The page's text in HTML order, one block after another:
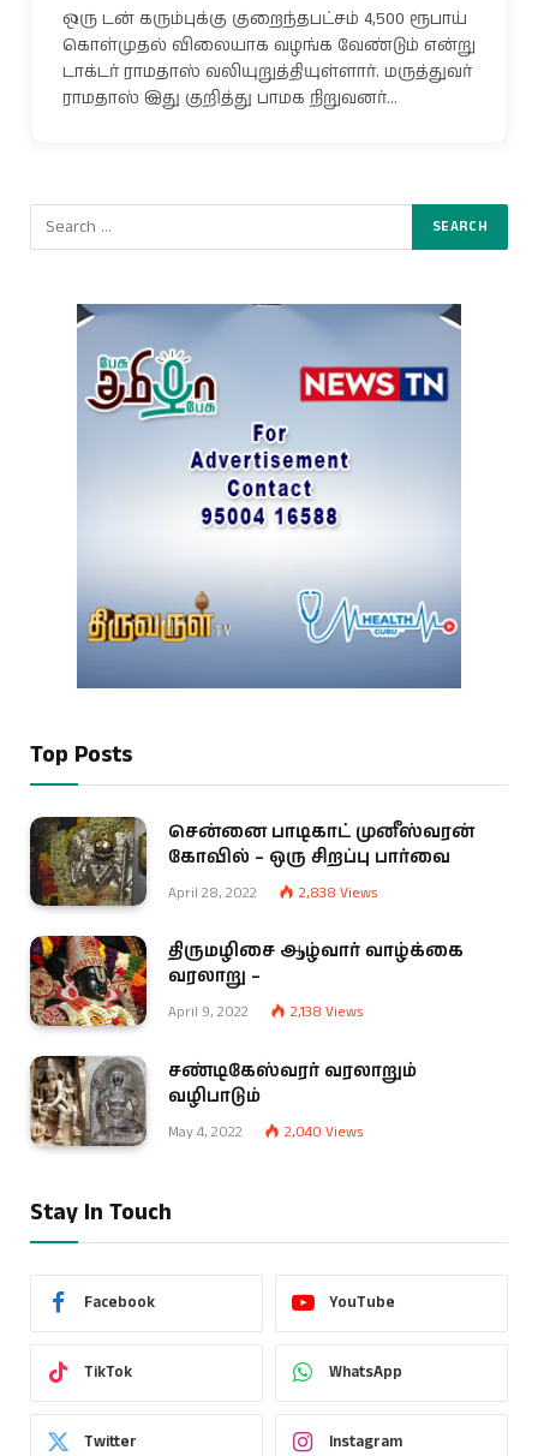
ஒரு டன் கரும்புக்கு குறைந்தபட்சம் 4,500 ரூபாய்
கொள்முதல் விலையாக வழங்க வேண்டும் என்று
டாக்டர் ராமதாஸ் வலியுறுத்தியுள்ளார். மருத்துவர்
ராமதாஸ் இது குறித்து பாமக நிறுவனர்…
Top Posts
சென்னை பாடிகாட் முனீஸ்வரன்
கோவில் – ஒரு சிறப்பு பார்வை
April 28, 2022 2,838 Views
திருமழிசை ஆழ்வார் வாழ்க்கை
வரலாறு –
April 9, 2022 2,138 Views
சண்டிகேஸ்வரர் வரலாறும்
வழிபாடும்
May 4, 2022 2,040 Views
Stay In Touch
Facebook YouTube
TikTok WhatsApp
Twitter Instagram